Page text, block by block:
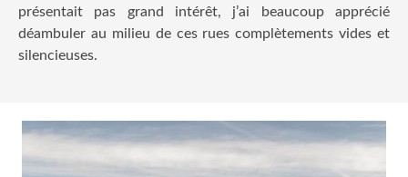
présentait pas grand intérêt, j’ai beaucoup apprécié
déambuler au milieu de ces rues complètements vides et
silencieuses.